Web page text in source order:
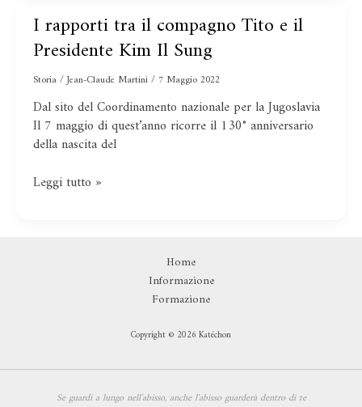
I rapporti tra il compagno Tito e il
Presidente Kim Il Sung
Storia/Jean-Claude Martini/ 7 Maggio 2022
Dal sito del Coordinamento nazionale per la Jugoslavia
Il 7 maggio di quest’anno ricorre il 130° anniversario
della nascita del
I
rapporti
tra
il
compagno
Tito
e
il
Kim
Leggi tutto »
Home
Informazione
Formazione
Copyright © 2026 Katéchon
Se guardi a lungo nell'abisso, anche l'abisso guarderà dentro di te